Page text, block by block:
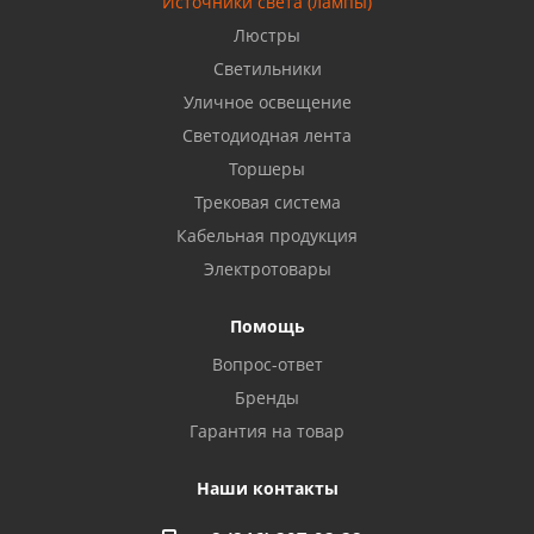
Бузулук, ул. Октябрьская, 24
Балаково, ул. Комарова, 55
Октябрьский, ул. Свердлова, 28
Азнакаево, ул. Булгар, 2. ТЦ "Акчарлак"
Стерлитамак, ул. Вокзальная, 13
Люстры
Светильники
Уличное освещение
Светодиодная лента
Торшеры
Трековая система
Кабельная продукция
Электротовары
Помощь
Вопрос-ответ
Бренды
Гарантия на товар
Наши контакты